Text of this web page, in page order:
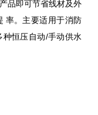
品即可节省线材及外
率。主要适用于消防
种恒压自动/手动供水